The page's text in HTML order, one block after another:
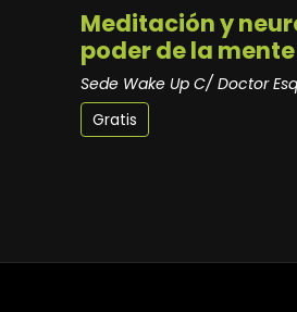
Meditación y
poder de la
Sede Wake Up C/ Doctor
Gratis